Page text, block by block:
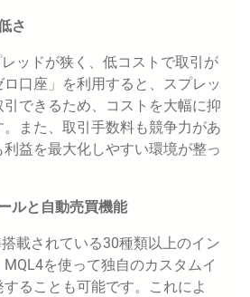
さ
ッドが狭く、低コストで取引が
口座」を利用すると、スプレッ
引できるため、コストを大幅に抑
。また、取引手数料も競争力があ
益を最大化しやすい環境が整っ
ルと自動売買機能
載されている30種類以上のイン
を使って独自のカスタムイ
ることも可能です。これによ